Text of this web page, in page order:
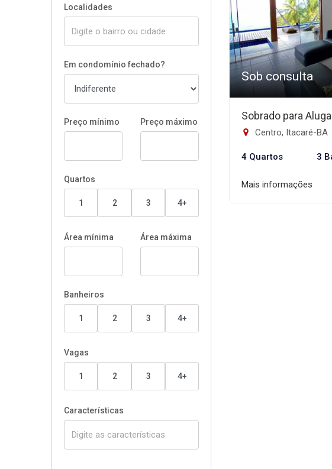
Localidades
Em condomínio fechado?
Preço mínimo Preço máximo
Quartos
1 2 3 4+
Área mínima Área máxima
Banheiros
1 2 3 4+
Vagas
1 2 3 4+
Características
Sob consulta
Sobrado para
Centro, Itacaré-BA
4 Quartos 3
Mais informações